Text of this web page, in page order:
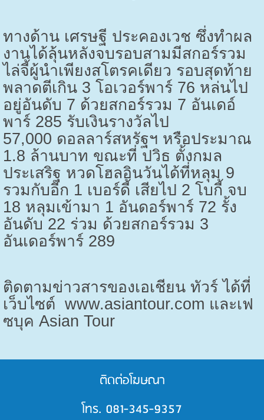
ทางด้าน เศรษฐี ประคองเวช ซึ่งทำผล
งานได้ลุ้นหลังจบรอบสามมีสกอร์รวม
ไล่จี้ผู้นำเพียงสโตรคเดียว รอบสุดท้าย
พลาดตีเกิน 3 โอเวอร์พาร์ 76 หล่นไป
อยู่อันดับ 7 ด้วยสกอร์รวม 7 อันเดอ์
พาร์ 285 รับเงินรางวัลไป
57,000 ดอลลาร์สหรัฐฯ หรือประมาณ
1.8 ล้านบาท ขณะที่ ปวิธ ตั้งกมล
ประเสริฐ หวดโฮลอินวันได้ที่หลุม 9
รวมกับอีก 1 เบอร์ดี้ เสียไป 2 โบกี้ จบ
18 หลุมเข้ามา 1 อันดอร์พาร์ 72 รั้ง
อันดับ 22 ร่วม ด้วยสกอร์รวม 3
อันเดอร์พาร์ 289
ติดตามข่าวสารของเอเชียน ทัวร์ ได้ที่
เว็บไซต์ www.asiantour.com และเฟ
ซบุค Asian Tour
ติดต่อโฆษณา
โทร. 081-345-9357